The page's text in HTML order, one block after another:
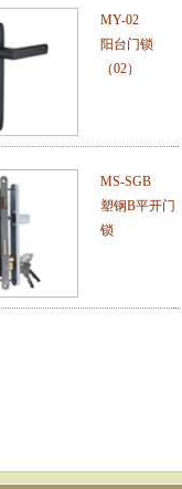
MY-02
阳台门锁
（02）
MS-SGB
塑钢B平开门
锁